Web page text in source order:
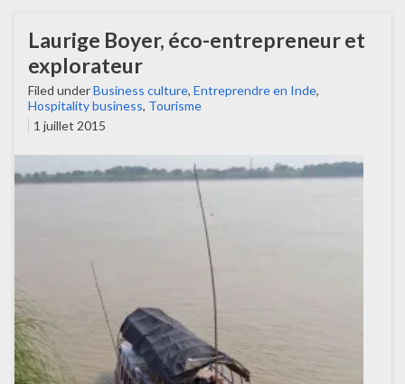
Laurige Boyer, éco-entrepreneur et
explorateur
Filed underBusiness culture, Entreprendre en Inde,
Hospitality business, Tourisme
1 juillet 2015